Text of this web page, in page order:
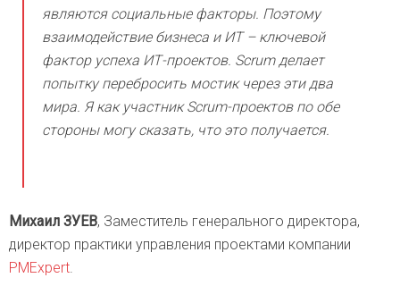
являются социальные факторы. Поэтому
взаимодействие бизнеса и ИТ – ключевой
фактор успеха ИТ-проектов. Scrum делает
попытку перебросить мостик через эти два
мира. Я как участник Scrum-проектов по обе
стороны могу сказать, что это получается.
Михаил ЗУЕВ, Заместитель генерального директора,
директор практики управления проектами компании
PMExpert.